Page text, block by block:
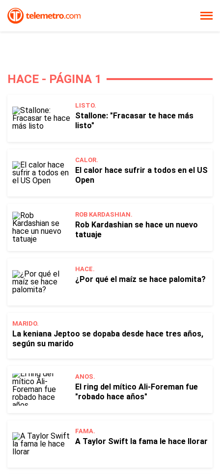
HACE - PÁGINA 1
LISTO.
Stallone: "Fracasar te hace más
listo"
CALOR.
El calor hace sufrir a todos en el US
Open
ROB KARDASHIAN.
Rob Kardashian se hace un nuevo
tatuaje
HACE.
¿Por qué el maíz se hace palomita?
MARIDO.
La keniana Jeptoo se dopaba desde hace tres años,
según su marido
ANOS.
El ring del mítico Ali-Foreman fue
"robado hace años"
FAMA.
A Taylor Swift la fama le hace llorar